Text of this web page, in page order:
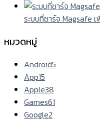
ระบบที่ชาร์จ Magsafe
หมวดหมู่
Android5
App15
Apple38
Games61
Google2